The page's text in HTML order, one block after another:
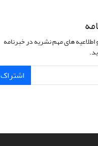
اطلاعیه های مهم نشریه در خبرنامه
اشتراک